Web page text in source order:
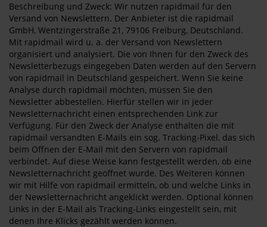
Beschreibung und Zweck: Wir nutzen rapidmail für den
Versand von Newslettern. Der Anbieter ist die rapidmail
GmbH, Wentzingerstraße 21, 79106 Freiburg, Deutschland.
Mit rapidmail wird u. a. der Versand von Newslettern
organisiert und analysiert. Die von Ihnen für den Zweck des
Newsletterbezugs eingegeben Daten werden auf den Servern
von rapidmail in Deutschland gespeichert. Wenn Sie keine
Analyse durch rapidmail möchten, müssen Sie den
Newsletter abbestellen. Hierfür stellen wir in jeder
Newsletternachricht einen entsprechenden Link zur
Verfügung. Für den Zweck der Analyse enthalten die mit
rapidmail versandten E-Mails ein sog. Tracking-Pixel, das sich
beim Öffnen der E-Mail mit den Servern von rapidmail
verbindet. Auf diese Weise kann festgestellt werden, ob eine
Newsletternachricht geöffnet wurde. Des Weiteren können
wir mit Hilfe von rapidmail ermitteln, ob und welche Links in
der Newsletternachricht angeklickt werden. Optional können
Links in der E-Mail als Tracking-Links eingestellt sein, mit
denen Ihre Klicks gezählt werden können.